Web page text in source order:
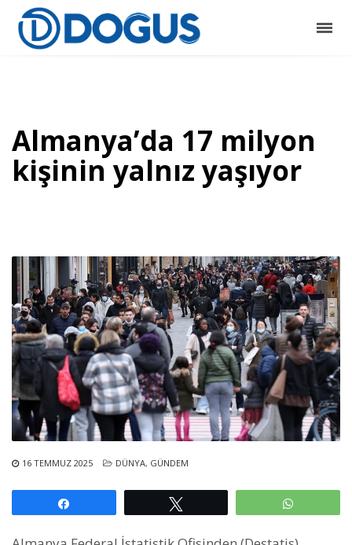
Almanya’da 17 milyon
kişinin yalnız yaşıyor
16 TEMMUZ 2025 DÜNYA, GÜNDEM